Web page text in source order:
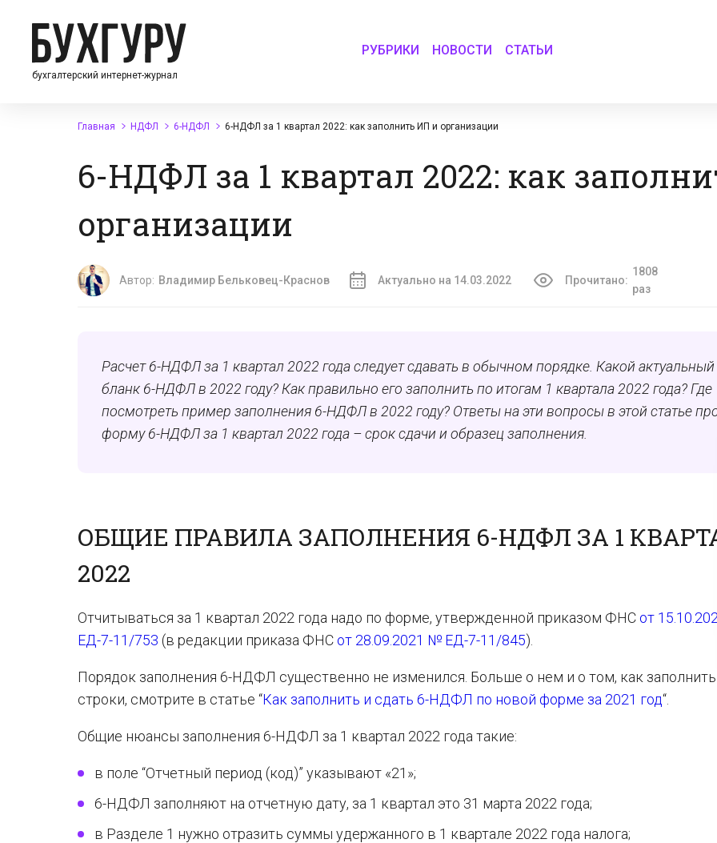
бухгалтерский интернет-журнал
РУБРИКИ НОВОСТИ СТАТЬИ
Главная НДФЛ 6-НДФЛ 6-НДФЛ за 1 квартал 2022: как заполнить ИП и организации
6-НДФЛ за 1 квартал 2022: как
организации
Автор: Владимир Бельковец-Краснов Актуально на 14.03.2022 Прочитано:
1808
раз
Расчет 6-НДФЛ за 1 квартал 2022 года следует сдавать в обычном порядке. Какой актуальный
бланк 6-НДФЛ в 2022 году? Как правильно его заполнить по итогам 1 квартала 2022 года? Где
посмотреть пример заполнения 6-НДФЛ в 2022 году? Ответы на эти вопросы в этой статье
форму 6-НДФЛ за 1 квартал 2022 года – срок сдачи и образец заполнения.
ОБЩИЕ ПРАВИЛА ЗАПОЛНЕНИЯ 6-НДФЛ ЗА 1
2022
Отчитываться за 1 квартал 2022 года надо по форме, утвержденной приказом ФНС от
ЕД-7-11/753 (в редакции приказа ФНС от 28.09.2021 № ЕД-7-11/845).
Порядок заполнения 6-НДФЛ существенно не изменился. Больше о нем и о том, как
строки, смотрите в статье “Как заполнить и сдать 6-НДФЛ по новой форме за 2021 год“.
Общие нюансы заполнения 6-НДФЛ за 1 квартал 2022 года такие:
в поле “Отчетный период (код)” указывают «21»;
6-НДФЛ заполняют на отчетную дату, за 1 квартал это 31 марта 2022 года;
в Разделе 1 нужно отразить суммы удержанного в 1 квартале 2022 года налога;